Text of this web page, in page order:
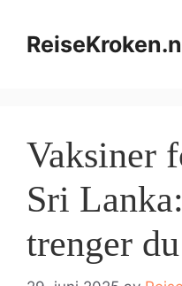
innhold
Vaksiner
Sri
trenger